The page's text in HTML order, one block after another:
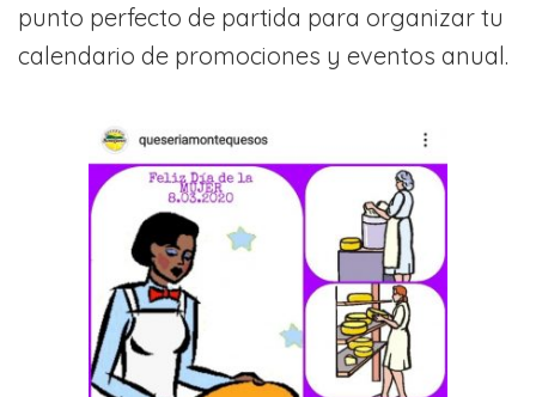
punto perfecto de partida para organizar tu
calendario de promociones y eventos anual.